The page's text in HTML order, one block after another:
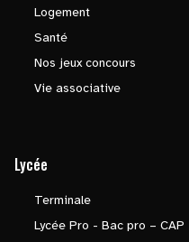
Logement
Santé
Nos jeux concours
Vie associative
Lycée
Terminale
Lycée Pro - Bac pro – CAP